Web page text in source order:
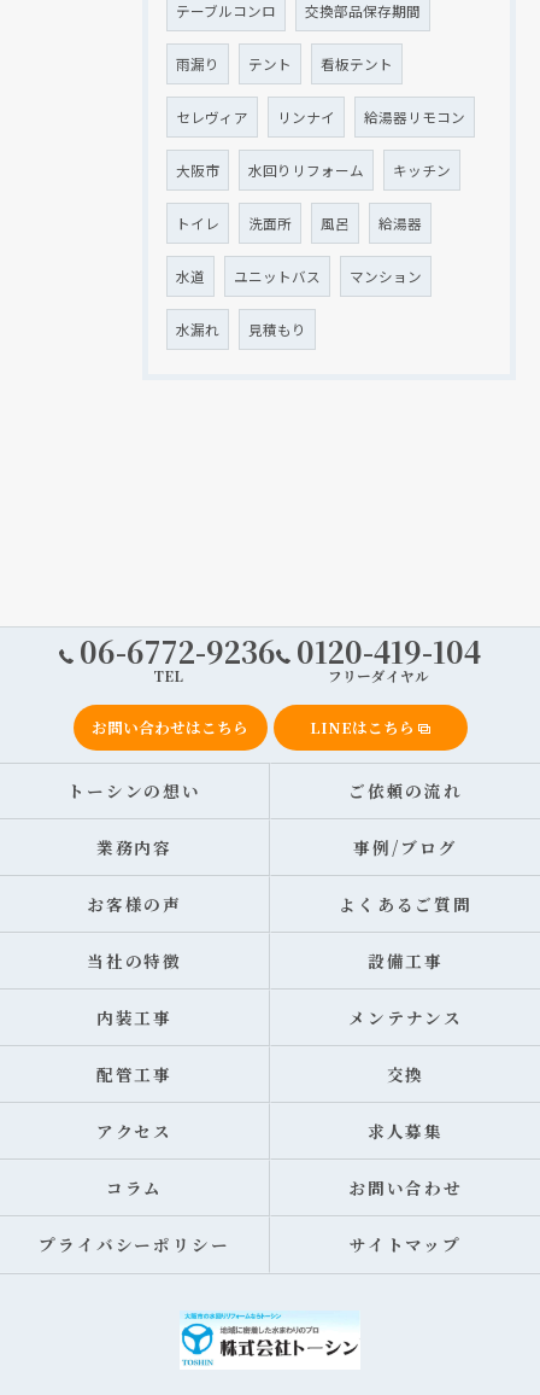
テーブルコンロ 交換部品保存期間
雨漏り テント 看板テント
セレヴィア リンナイ 給湯器リモコン
大阪市 水回りリフォーム キッチン
トイレ 洗面所 風呂 給湯器
水道 ユニットバス マンション
水漏れ 見積もり
06-6772-9236
TEL
0120-419-104
フリーダイヤル
お問い合わせはこちら LINEはこちら
トーシンの想い ご依頼の流れ
業務内容 事例/ブログ
お客様の声 よくあるご質問
当社の特徴 設備工事
内装工事 メンテナンス
配管工事 交換
アクセス 求人募集
コラム お問い合わせ
プライバシーポリシー サイトマップ